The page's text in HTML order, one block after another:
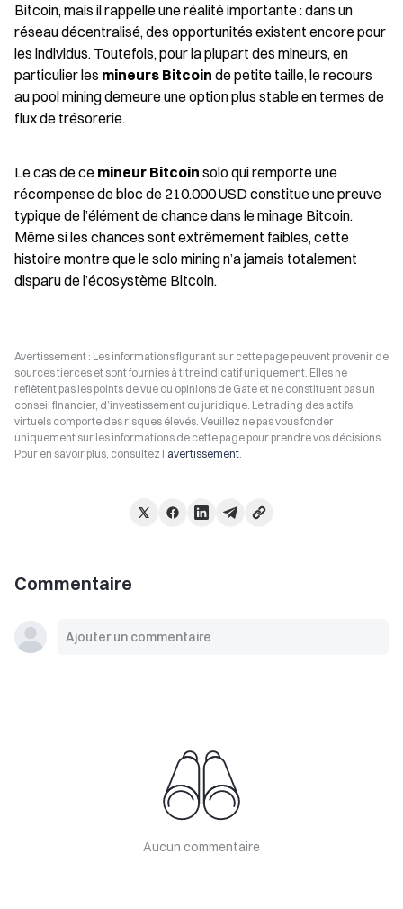
Bitcoin, mais il rappelle une réalité importante : dans un
réseau décentralisé, des opportunités existent encore pour
les individus. Toutefois, pour la plupart des mineurs, en
particulier les mineurs Bitcoin de petite taille, le recours
au pool mining demeure une option plus stable en termes de
flux de trésorerie.
Le cas de ce mineur Bitcoin solo qui remporte une
récompense de bloc de 210.000 USD constitue une preuve
typique de l’élément de chance dans le minage Bitcoin.
Même si les chances sont extrêmement faibles, cette
histoire montre que le solo mining n’a jamais totalement
disparu de l’écosystème Bitcoin.
Avertissement : Les informations figurant sur cette page peuvent provenir de
sources tierces et sont fournies à titre indicatif uniquement. Elles ne
reflètent pas les points de vue ou opinions de Gate et ne constituent pas un
conseil financier, d’investissement ou juridique. Le trading des actifs
virtuels comporte des risques élevés. Veuillez ne pas vous fonder
uniquement sur les informations de cette page pour prendre vos décisions.
Pour en savoir plus, consultez l’avertissement.
Commentaire
Aucun commentaire